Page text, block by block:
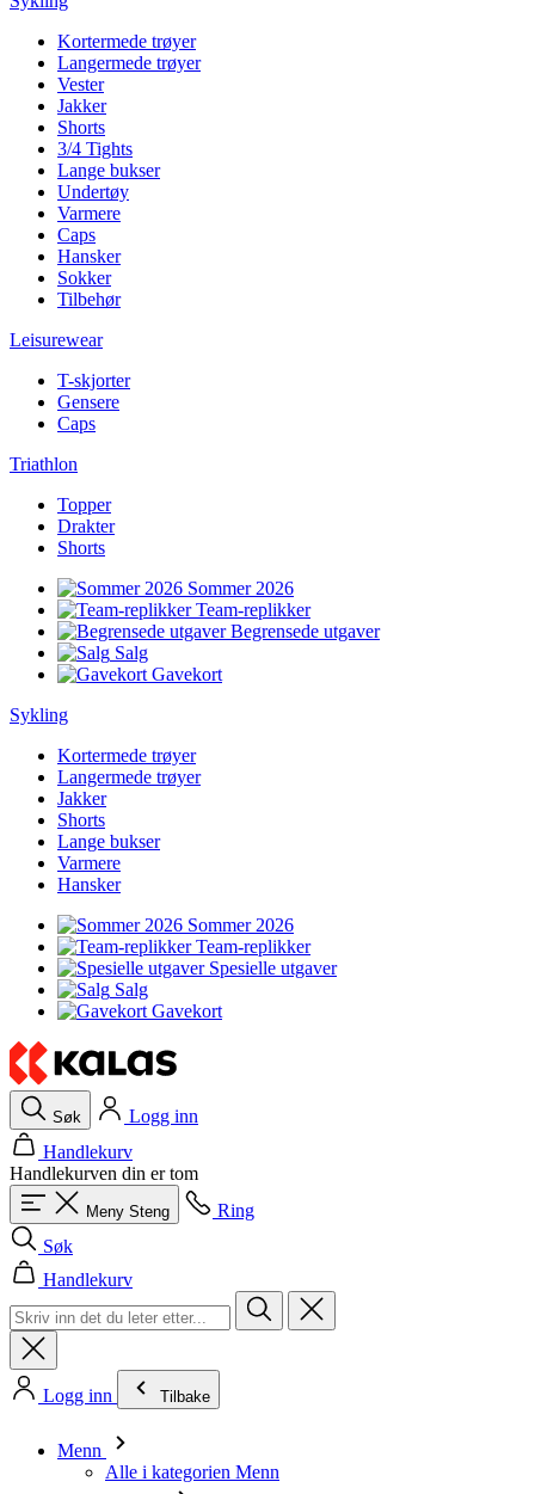
Kortermede trøyer
Langermede trøyer
Vester
Jakker
Shorts
3/4 Tights
Lange bukser
Undertøy
Varmere
Caps
Hansker
Sokker
Tilbehør
Leisurewear
T-skjorter
Gensere
Caps
Triathlon
Topper
Drakter
Shorts
Sommer 2026
Team-replikker
Begrensede utgaver
Salg
Gavekort
Sykling
Kortermede trøyer
Langermede trøyer
Jakker
Shorts
Lange bukser
Varmere
Hansker
Sommer 2026
Team-replikker
Spesielle utgaver
Salg
Gavekort
Søk
Logg inn
Handlekurv
Handlekurven din er tom
Meny Steng
Ring
Søk
Handlekurv
Logg inn Tilbake
Menn
Alle i kategorien Menn